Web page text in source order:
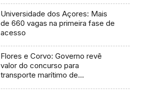
Universidade dos Açores: Mais
de 660 vagas na primeira fase de
acesso
Flores e Corvo: Governo revê
valor do concurso para
transporte marítimo de